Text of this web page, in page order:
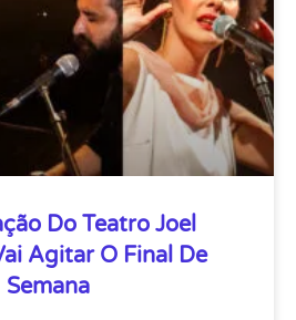
Do Teatro Joel
Agitar O Final De
Semana